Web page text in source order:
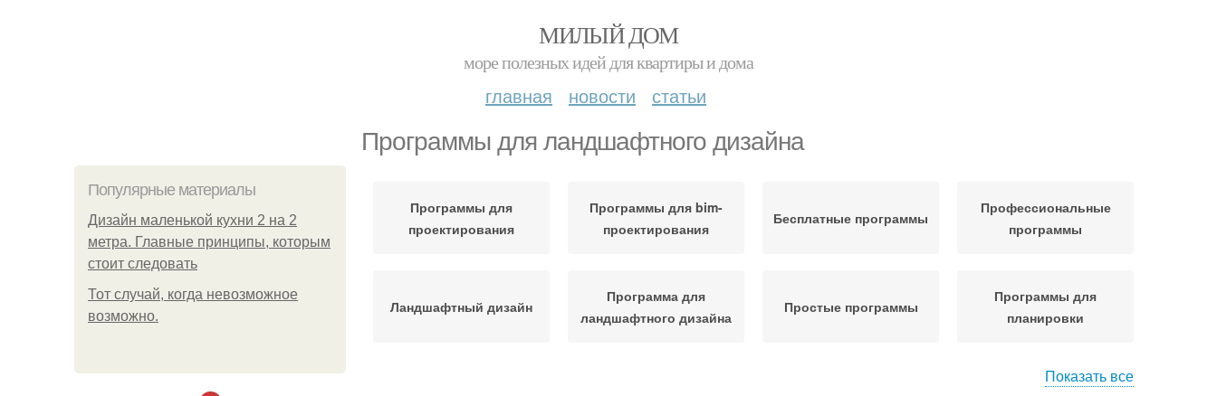
МИЛЫЙ ДОМ
море полезных идей для квартиры и дома
главная новости статьи
Программы для ландшафтного дизайна
Популярные материалы
Дизайн маленькой кухни 2 на 2
метра. Главные принципы, которым
стоит следовать
Тот случай, когда невозможное
возможно.
Программы для
проектирования
Программы для bim-
проектирования
Бесплатные программы
Профессиональные
программы
Ландшафтный дизайн
Программа для
ландшафтного дизайна
Простые программы
Программы для
планировки
Показать все